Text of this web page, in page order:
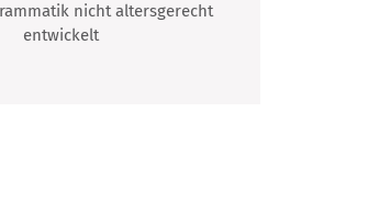
nicht altersgerecht
entwickelt